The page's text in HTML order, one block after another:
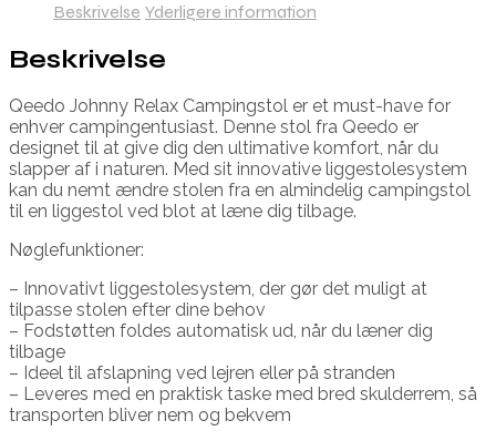
Beskrivelse Yderligere information
Beskrivelse
Qeedo Johnny Relax Campingstol er et must-have for
enhver campingentusiast. Denne stol fra Qeedo er
designet til at give dig den ultimative komfort, når du
slapper af i naturen. Med sit innovative liggestolesystem
kan du nemt ændre stolen fra en almindelig campingstol
til en liggestol ved blot at læne dig tilbage.
Nøglefunktioner:
– Innovativt liggestolesystem, der gør det muligt at
tilpasse stolen efter dine behov
– Fodstøtten foldes automatisk ud, når du læner dig
tilbage
– Ideel til afslapning ved lejren eller på stranden
– Leveres med en praktisk taske med bred skulderrem, så
transporten bliver nem og bekvem